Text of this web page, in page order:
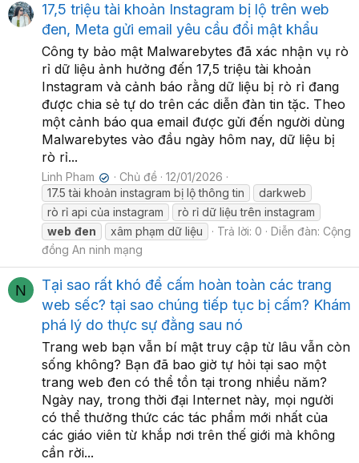
17,5 triệu tài khoản Instagram bị lộ trên web
đen, Meta gửi email yêu cầu đổi mật khẩu
Công ty bảo mật Malwarebytes đã xác nhận vụ rò
rỉ dữ liệu ảnh hưởng đến 17,5 triệu tài khoản
Instagram và cảnh báo rằng dữ liệu bị rò rỉ đang
được chia sẻ tự do trên các diễn đàn tin tặc. Theo
một cảnh báo qua email được gửi đến người dùng
Malwarebytes vào đầu ngày hôm nay, dữ liệu bị
rò rỉ...
Linh Pham ✔ Chủ đề
12/01/2026
17.5 tài khoản instagram bị lộ thông tin
darkweb
rò rỉ api của instagram
rò rỉ dữ liệu trên instagram
web đen xâm phạm dữ liệu Trả lời: 0 Diễn đàn: Cộng
đồng An ninh mạng
N
Tại sao rất khó để cấm hoàn toàn các trang
web sếc? tại sao chúng tiếp tục bị cấm? Khám
phá lý do thực sự đằng sau nó
Trang web bạn vẫn bí mật truy cập từ lâu vẫn còn
sống không? Bạn đã bao giờ tự hỏi tại sao một
trang web đen có thể tồn tại trong nhiều năm?
Ngày nay, trong thời đại Internet này, mọi người
có thể thưởng thức các tác phẩm mới nhất của
các giáo viên từ khắp nơi trên thế giới mà không
cần rời...